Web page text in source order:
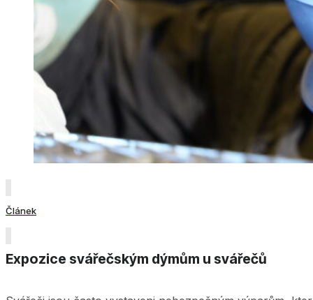
Článek
Expozice svářečským dýmům u svářečů